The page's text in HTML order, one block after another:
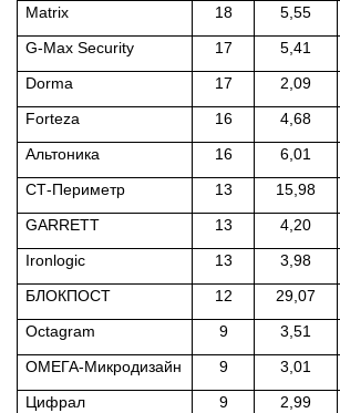
Matrix
18 5,55
G-Max Security
17 5,41
Dorma
17 2,09
Forteza
16 4,68
Альтоника
16 6,01
СТ-Периметр
13 15,98
GARRETT
13 4,20
Ironlogic
13 3,98
БЛОКПОСТ
12 29,07
Octagram
9 3,51
ОМЕГА-Микродизайн
9 3,01
Цифрал
9 2,99